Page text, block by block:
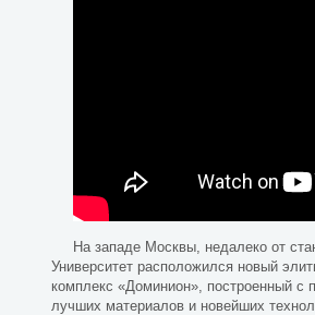
На западе Москвы, недалеко от
Университет расположился новый
комплекс «Доминион», построенный с
лучших материалов и новейших